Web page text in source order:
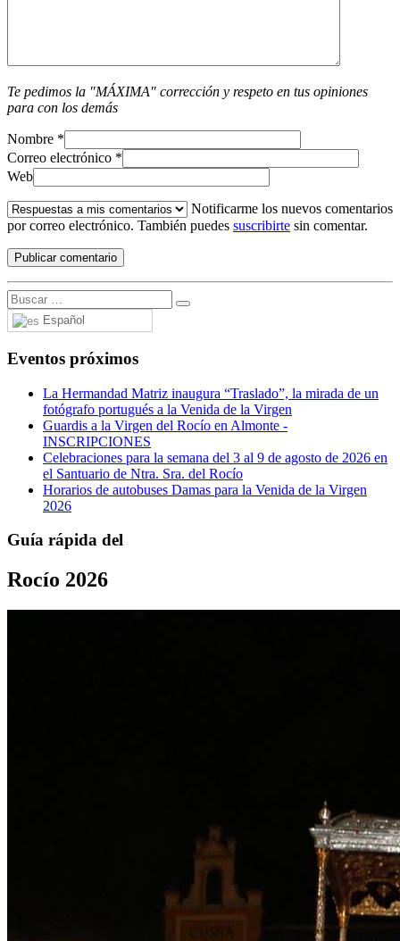
Te pedimos la "MÁXIMA" corrección y respeto en tus opiniones
para con los demás
Nombre *
Correo electrónico *
Web
Notificarme los nuevos comentarios
por correo electrónico. También puedes suscribirte sin comentar.
Español
Eventos próximos
La Hermandad Matriz inaugura “Traslado”, la mirada de un
fotógrafo portugués a la Venida de la Virgen
Guardis a la Virgen del Rocío en Almonte -
INSCRIPCIONES
Celebraciones para la semana del 3 al 9 de agosto de 2026 en
el Santuario de Ntra. Sra. del Rocío
Horarios de autobuses Damas para la Venida de la Virgen
2026
Guía rápida del
Rocío 2026